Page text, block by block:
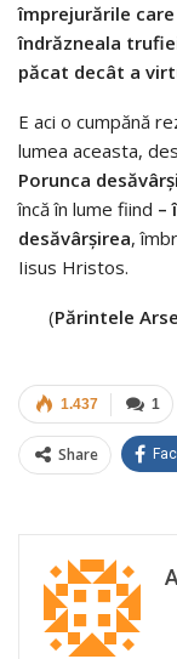
împrejurările
îndrăzneala
păcat decât a
E aci o cumpănă
lumea aceasta,
Porunca
încă în lume fiind –
desăvârşirea,
Iisus Hristos.
(Părintele
1
1.437
Share